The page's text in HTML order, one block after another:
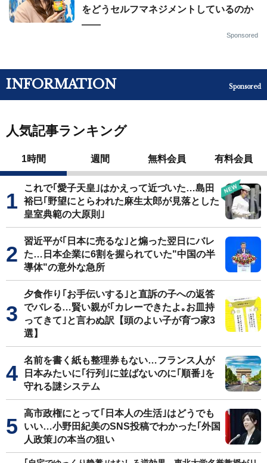
をどうセルフマネジメントしているのか
——
Sponsored
INFORMATION Sponsored
人気記事ランキング
1時間 週間 無料会員 有料会員
これで｢愛子天皇｣はかえって近づいた…島田
裕巳｢野望にとらわれた麻生太郎が見落とした
皇室典範の大原則｣
習近平が｢日本に売るな｣と煽った翌日にバレ
た…日本企業に6割を握られていた"中国の半
導体"の意外な急所
夕食作り｢お手伝いする｣と直訴の子への返答
でバレる…賢い親が｢カレーできたよ｡お皿持
ってきて｣と言わぬ訳【頭のよい子が育つ家3
選】
名前を書く紙も整理券もない…フランス人が
日本みたいに｢行列｣に並ばないのに｢順番｣を
守れる謎システム
高市政権にとって｢日本人の生活｣はどうでも
いい…小野田紀美のSNS投稿でわかった｢外国
人政策｣の本当の狙い